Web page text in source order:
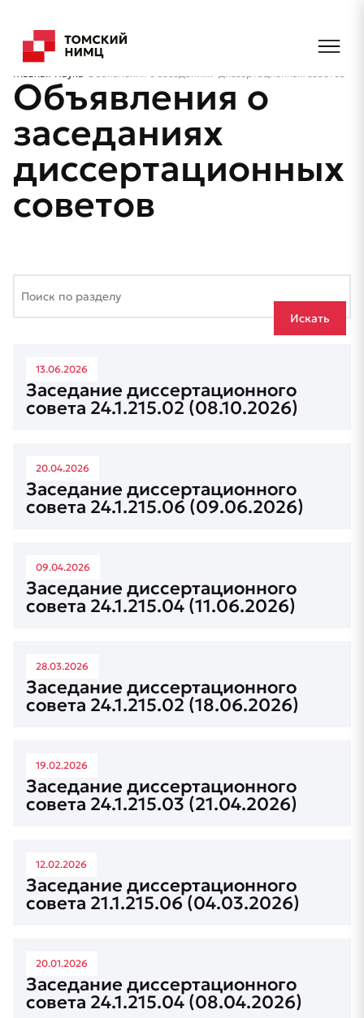
Главная Наука Объявления о заседаниях диссертационных советов
Объявления о
заседаниях
диссертационных
советов
Искать
13.06.2026
Заседание диссертационного
совета 24.1.215.02 (08.10.2026)
20.04.2026
Заседание диссертационного
совета 24.1.215.06 (09.06.2026)
09.04.2026
Заседание диссертационного
совета 24.1.215.04 (11.06.2026)
28.03.2026
Заседание диссертационного
совета 24.1.215.02 (18.06.2026)
19.02.2026
Заседание диссертационного
совета 24.1.215.03 (21.04.2026)
12.02.2026
Заседание диссертационного
совета 21.1.215.06 (04.03.2026)
20.01.2026
Заседание диссертационного
совета 24.1.215.04 (08.04.2026)